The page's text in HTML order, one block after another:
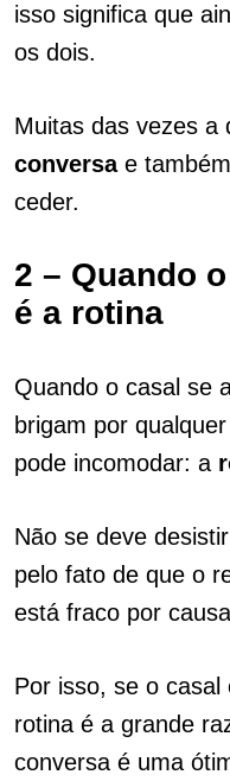
isso significa que
os dois.
Muitas das vezes a
conversae
ceder.
2 – Quando
é a rotina
Quando o casal se
brigam por
pode incomodar: a
Não se deve
pelo fato de que o
está fraco por
Por isso, se o
rotina é a grande
conversa é uma